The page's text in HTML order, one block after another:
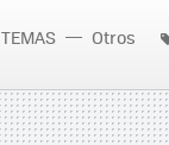
TEMAS Otros